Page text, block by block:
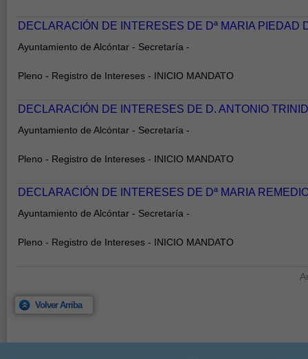
DECLARACIÓN DE INTERESES DE Dª MARIA PIEDAD
Ayuntamiento de Alcóntar - Secretaría -
Pleno - Registro de Intereses - INICIO MANDATO
DECLARACIÓN DE INTERESES DE D. ANTONIO
Ayuntamiento de Alcóntar - Secretaría -
Pleno - Registro de Intereses - INICIO MANDATO
DECLARACIÓN DE INTERESES DE Dª MARIA
Ayuntamiento de Alcóntar - Secretaría -
Pleno - Registro de Intereses - INICIO MANDATO
Volver Arriba